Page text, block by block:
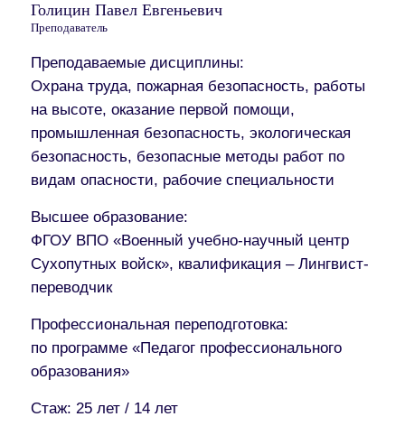
Голицин Павел Евгеньевич
Преподаватель
Преподаваемые дисциплины:
Охрана труда, пожарная безопасность, работы
на высоте, оказание первой помощи,
промышленная безопасность, экологическая
безопасность, безопасные методы работ по
видам опасности, рабочие специальности
Высшее образование:
ФГОУ ВПО «Военный учебно-научный центр
Сухопутных войск», квалификация – Лингвист-
переводчик
Профессиональная переподготовка:
по программе «Педагог профессионального
образования»
Стаж: 25 лет / 14 лет